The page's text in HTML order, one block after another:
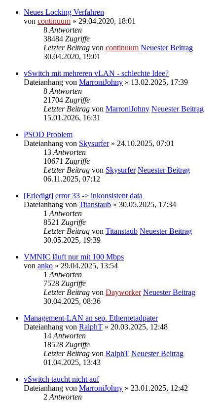
Neues Locking Verfahren
von continuum » 29.04.2020, 18:01
8 Antworten
38484 Zugriffe
Letzter Beitrag von continuum Neuester Beitrag
30.04.2020, 19:01
vSwitch mit mehreren vLAN - schlechte Idee?
Dateianhang von MarroniJohny » 13.02.2025, 17:39
8 Antworten
21704 Zugriffe
Letzter Beitrag von MarroniJohny Neuester Beitrag
15.01.2026, 16:31
PSOD Problem
Dateianhang von Skysurfer» 24.10.2025, 07:01
13 Antworten
10671 Zugriffe
Letzter Beitrag von Skysurfer Neuester Beitrag
06.11.2025, 07:12
[Erledigt] error 33 -> inkonsistent data
Dateianhang von Titanstaub » 30.05.2025, 17:34
1 Antworten
8521 Zugriffe
Letzter Beitrag von Titanstaub Neuester Beitrag
30.05.2025, 19:39
VMNIC läuft nur mit 100 Mbps
von anko » 29.04.2025, 13:54
1 Antworten
7528 Zugriffe
Letzter Beitrag von Dayworker Neuester Beitrag
30.04.2025, 08:36
Management-LAN an sep. Ethernetadpater
Dateianhang von RalphT » 20.03.2025, 12:48
14 Antworten
18528 Zugriffe
Letzter Beitrag von RalphT Neuester Beitrag
01.04.2025, 13:43
vSwitch taucht nicht auf
Dateianhang von MarroniJohny » 23.01.2025, 12:42
2 Antworten